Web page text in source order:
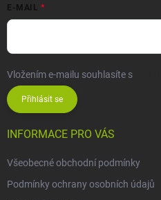
E-MAIL
Vložením e-mailu souhlasíte s
Přihlásit se
INFORMACE PRO VÁS
Všeobecné obchodní podmínky
Podmínky ochrany osobních údajů